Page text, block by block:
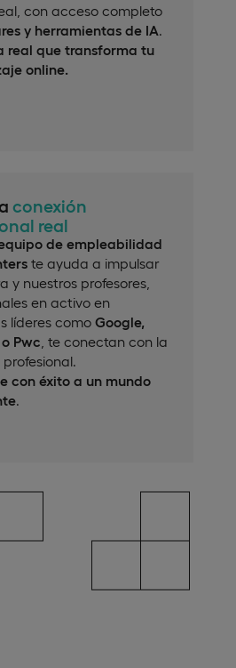
con acceso completo
y herramientas de IA.
real que transforma tu
online.
conexión
real
de empleabilidad
te ayuda a impulsar
y nuestros profesores,
en activo en
líderes como Google,
Pwc , te conectan con la
con éxito a un mundo
.